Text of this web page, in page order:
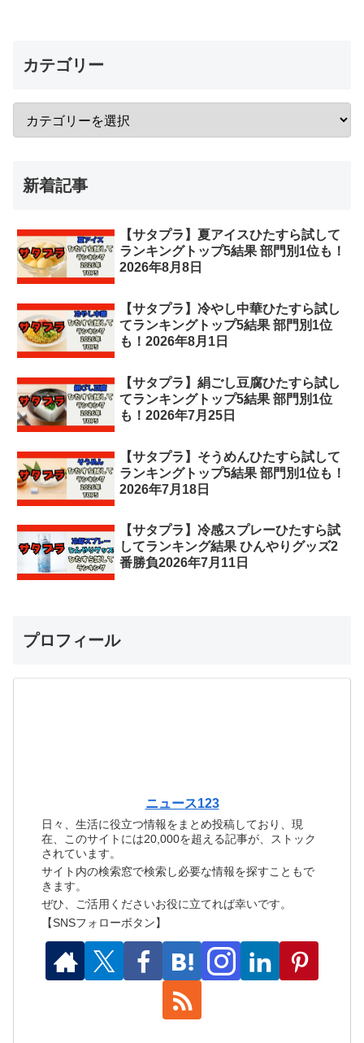
カテゴリー
新着記事
【サタプラ】夏アイスひたすら試して
ランキングトップ5結果 部門別1位も！
2026年8月8日
【サタプラ】冷やし中華ひたすら試し
てランキングトップ5結果 部門別1位
も！2026年8月1日
【サタプラ】絹ごし豆腐ひたすら試し
てランキングトップ5結果 部門別1位
も！2026年7月25日
【サタプラ】そうめんひたすら試して
ランキングトップ5結果 部門別1位も！
2026年7月18日
【サタプラ】冷感スプレーひたすら試
してランキング結果 ひんやりグッズ2
番勝負2026年7月11日
プロフィール
ニュース123
日々、生活に役立つ情報をまとめ投稿しており、現
在、このサイトには20,000を超える記事が、ストック
されています。
サイト内の検索窓で検索し必要な情報を探すこともで
きます。
ぜひ、ご活用くださいお役に立てれば幸いです。
【SNSフォローボタン】